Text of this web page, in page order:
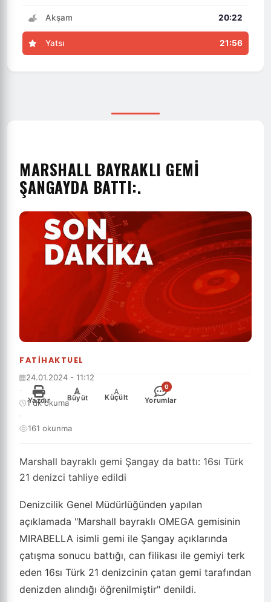
Akşam 20:22
Yatsı 21:56
FATIHAKTUEL
MARSHALL BAYRAKLI GEMI
ŞANGAYDA BATTI:.
Marshall bayraklı gemi Şangay da battı: 16sı Türk
21 denizci tahliye edildi
24.01.2024 - 11:12
·
1 dk okuma
·
161 okunma
Yazdır
+
Büyüt
-
Küçült
0
Yorumlar
Denizcilik Genel Müdürlüğünden yapılan
açıklamada "Marshall bayraklı OMEGA gemisinin
MIRABELLA isimli gemi ile Şangay açıklarında
çatışma sonucu battığı, can filikası ile gemiyi terk
eden 16sı Türk 21 denizcinin çatan gemi tarafından
denizden alındığı öğrenilmiştir" denildi.